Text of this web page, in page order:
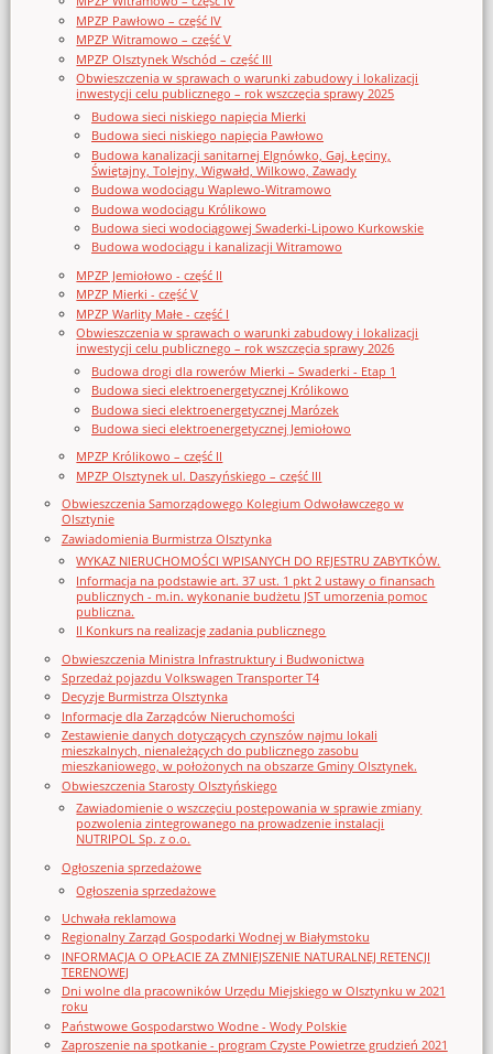
MPZP Pawłowo – część IV
MPZP Witramowo – część V
MPZP Olsztynek Wschód – część III
Obwieszczenia w sprawach o warunki zabudowy i lokalizacji
inwestycji celu publicznego – rok wszczęcia sprawy 2025
Budowa sieci niskiego napięcia Mierki
Budowa sieci niskiego napięcia Pawłowo
Budowa kanalizacji sanitarnej Elgnówko, Gaj, Łęciny,
Świętajny, Tolejny, Wigwałd, Wilkowo, Zawady
Budowa wodociągu Waplewo-Witramowo
Budowa wodociągu Królikowo
Budowa sieci wodociągowej Swaderki-Lipowo Kurkowskie
Budowa wodociągu i kanalizacji Witramowo
MPZP Jemiołowo - część II
MPZP Mierki - część V
MPZP Warlity Małe - część I
Obwieszczenia w sprawach o warunki zabudowy i lokalizacji
inwestycji celu publicznego – rok wszczęcia sprawy 2026
Budowa drogi dla rowerów Mierki – Swaderki - Etap 1
Budowa sieci elektroenergetycznej Królikowo
Budowa sieci elektroenergetycznej Marózek
Budowa sieci elektroenergetycznej Jemiołowo
MPZP Królikowo – część II
MPZP Olsztynek ul. Daszyńskiego – część III
Obwieszczenia Samorządowego Kolegium Odwoławczego w
Olsztynie
Zawiadomienia Burmistrza Olsztynka
WYKAZ NIERUCHOMOŚCI WPISANYCH DO REJESTRU ZABYTKÓW.
Informacja na podstawie art. 37 ust. 1 pkt 2 ustawy o finansach
publicznych - m.in. wykonanie budżetu JST umorzenia pomoc
publiczna.
II Konkurs na realizację zadania publicznego
Obwieszczenia Ministra Infrastruktury i Budwonictwa
Sprzedaż pojazdu Volkswagen Transporter T4
Decyzje Burmistrza Olsztynka
Informacje dla Zarządców Nieruchomości
Zestawienie danych dotyczących czynszów najmu lokali
mieszkalnych, nienależących do publicznego zasobu
mieszkaniowego, w położonych na obszarze Gminy Olsztynek.
Obwieszczenia Starosty Olsztyńskiego
Zawiadomienie o wszczęciu postępowania w sprawie zmiany
pozwolenia zintegrowanego na prowadzenie instalacji
NUTRIPOL Sp. z o.o.
Ogłoszenia sprzedażowe
Ogłoszenia sprzedażowe
Uchwała reklamowa
Regionalny Zarząd Gospodarki Wodnej w Białymstoku
INFORMACJA O OPŁACIE ZA ZMNIEJSZENIE NATURALNEJ RETENCJI
TERENOWEJ
Dni wolne dla pracowników Urzędu Miejskiego w Olsztynku w 2021
roku
Państwowe Gospodarstwo Wodne - Wody Polskie
Zaproszenie na spotkanie - program Czyste Powietrze grudzień 2021